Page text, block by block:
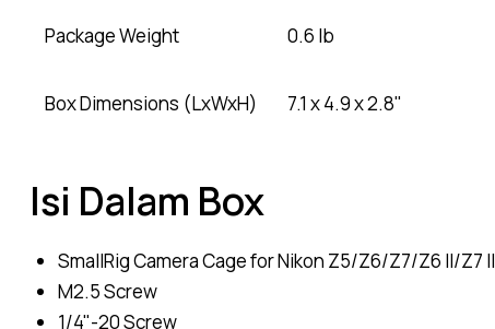
Package Weight
0.6 lb
Box Dimensions (LxWxH) 7.1 x 4.9 x 2.8"
Isi Dalam Box
SmallRig Camera Cage for Nikon Z5/Z6/Z7/Z6 II/Z7 II
M2.5 Screw
1/4"-20 Screw